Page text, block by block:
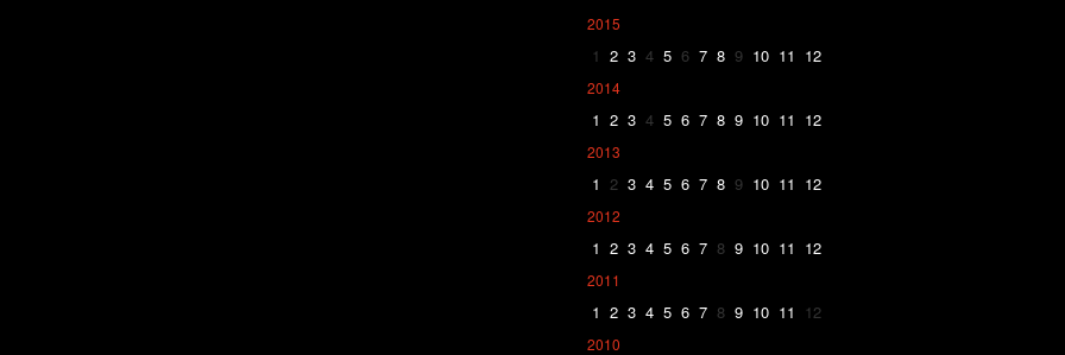
2015
1 2 3 4 5 6 7 8 9 10 11 12
2014
1 2 3 4 5 6 7 8 9 10 11 12
2013
1 2 3 4 5 6 7 8 9 10 11 12
2012
1 2 3 4 5 6 7 8 9 10 11 12
2011
1 2 3 4 5 6 7 8 9 10 11 12
2010